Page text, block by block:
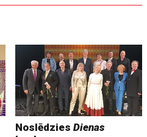
NoslēdziesDienas